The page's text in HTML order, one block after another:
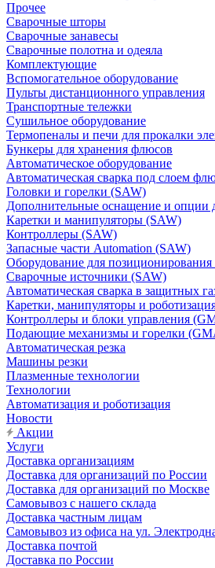
Прочее
Сварочные шторы
Сварочные занавесы
Сварочные полотна и одеяла
Комплектующие
Вспомогательное оборудование
Пульты дистанционного управления
Транспортные тележки
Сушильное оборудование
Термопеналы и печи для прокалки
Бункеры для хранения флюсов
Автоматическое оборудование
Автоматическая сварка под слоем
Головки и горелки (SAW)
Дополнительные оснащение и опции
Каретки и манипуляторы (SAW)
Контроллеры (SAW)
Запасные части Automation (SAW)
Оборудование для позиционирования
Сварочные источники (SAW)
Автоматическая сварка в защитных
Каретки, манипуляторы и
Контроллеры и блоки управления
Подающие механизмы и горелки
Автоматическая резка
Машины резки
Плазменные технологии
Технологии
Автоматизация и роботизация
Новости
Акции
Услуги
Доставка организациям
Доставка для организаций по России
Доставка для организаций по Москве
Самовывоз с нашего склада
Доставка частным лицам
Самовывоз из офиса на ул.
Доставка почтой
Доставка по России